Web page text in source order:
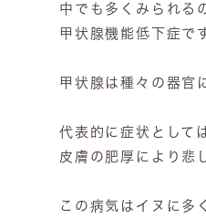
中でも多くみられる
甲状腺機能低下症で
甲状腺は種々の器官
代表的に症状として
皮膚の肥厚により悲
この病気はイヌに多